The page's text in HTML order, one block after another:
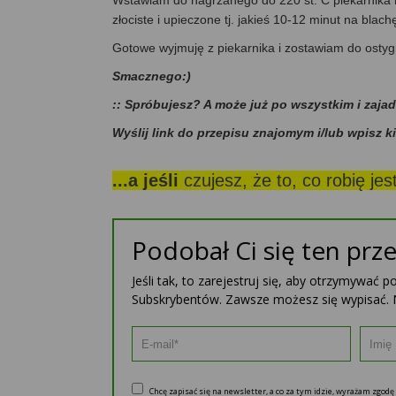
złociste i upieczone tj. jakieś 10-12 minut na
Gotowe wyjmuję z piekarnika i zostawiam do
Smacznego:)
:: Spróbujesz? A może już po wszystkim i
Wyślij link do przepisu znajomym i/lub wpisz
...a jeśli czujesz, że to, co robię
Podobał Ci się ten
Jeśli tak, to zarejestruj się, aby otrzymywać
Subskrybentów. Zawsze możesz się
Chcę zapisać się na newsletter, a co za tym idzie, wyrażam